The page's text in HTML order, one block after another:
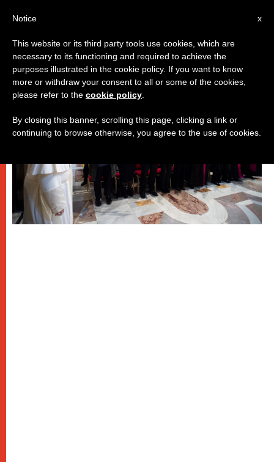
PAPI
x
Notice
This website or its third party tools use cookies, which are
necessary to its functioning and required to achieve the
purposes illustrated in the cookie policy. If you want to know
more or withdraw your consent to all or some of the cookies,
please refer to the cookie policy
By closing this banner, scrolling this page, clicking a link or
continuing to browse otherwise, you agree to the use of cookies.